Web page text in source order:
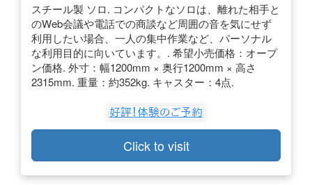
スチール製 ソロ. コンパクトなソロは、離れた相手と
のWeb会議や電話での商談など周囲の音を気にせず
利用したい場合、一人の集中作業など、パーソナル
な利用目的に向いています。. 希望小売価格：オープ
ン価格. 外寸：幅1200mm × 奥行1200mm × 高さ
2315mm. 重量：約352kg. キャスター：4点.
Click to visit